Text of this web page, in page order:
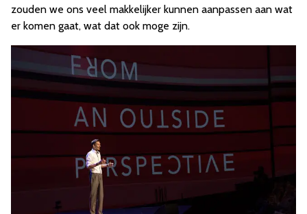
zouden we ons veel makkelijker kunnen aanpassen aan wat
er komen gaat, wat dat ook moge zijn.